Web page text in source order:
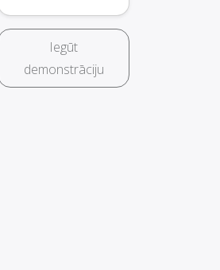
Iegūt
demonstrāciju